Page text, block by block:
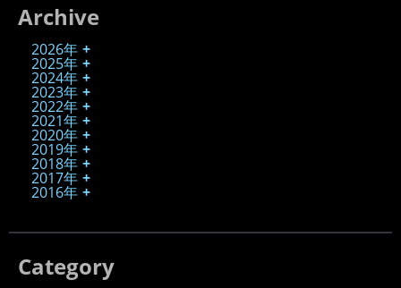
Archive
2026年
2025年
2024年
2023年
2022年
2021年
2020年
2019年
2018年
2017年
2016年
Category